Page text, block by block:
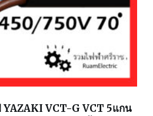
YAZAKI VCT-G VCT 5แกน